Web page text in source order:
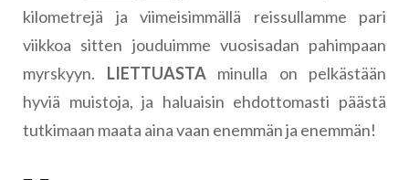
kilometrejä ja viimeisimmällä reissullamme pari
viikkoa sitten jouduimme vuosisadan pahimpaan
myrskyyn. LIETTUASTAminulla on pelkästään
hyviä muistoja, ja haluaisin ehdottomasti päästä
tutkimaan maata aina vaan enemmän ja enemmän!